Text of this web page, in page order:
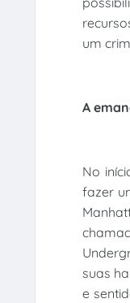
um
A
No
fazer
suas
e